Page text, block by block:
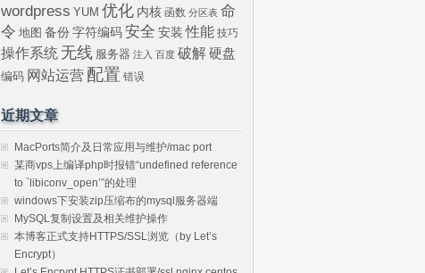
wordpress YUM 优化 内核 函数 分区表 命
令 地图 备份 字符编码 安全 安装 性能 技巧
操作系统 无线 服务器 注入 百度 破解硬盘
编码 网站运营 配置 错误
近期文章
MacPorts简介及日常应用与维护/mac port
某商vps上编译php时报错“undefined reference
to `libiconv_open’”的处理
windows下安装zip压缩布的mysql服务器端
MySQL复制设置及相关维护操作
本博客正式支持HTTPS/SSL浏览（by Let’s
Encrypt）